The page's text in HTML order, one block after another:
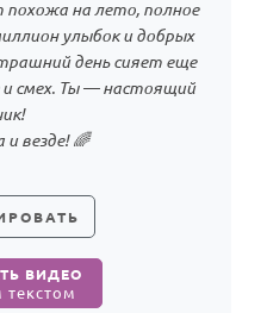
на лето, полное
улыбок и добрых
день сияет еще
и смех. Ты — настоящий
и везде! 🌈
ВИДЕО
текстом